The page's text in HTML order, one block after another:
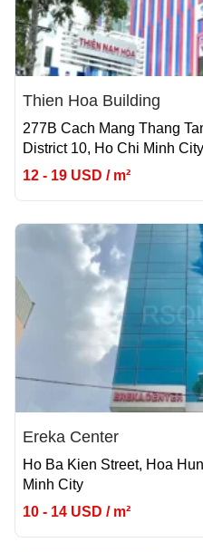
Thien Hoa Building
277B Cach Mang Thang
District 10, Ho Chi Minh City
12 - 19 USD / m²
Ereka Center
Ho Ba Kien Street, Hoa
Minh City
10 - 14 USD / m²